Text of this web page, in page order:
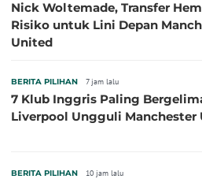
Nick Woltemade, Transfer
Risiko untuk Lini Depan
United
BERITA PILIHAN 7 jam lalu
7 Klub Inggris Paling
Liverpool Ungguli Manchester
BERITA PILIHAN 10 jam lalu